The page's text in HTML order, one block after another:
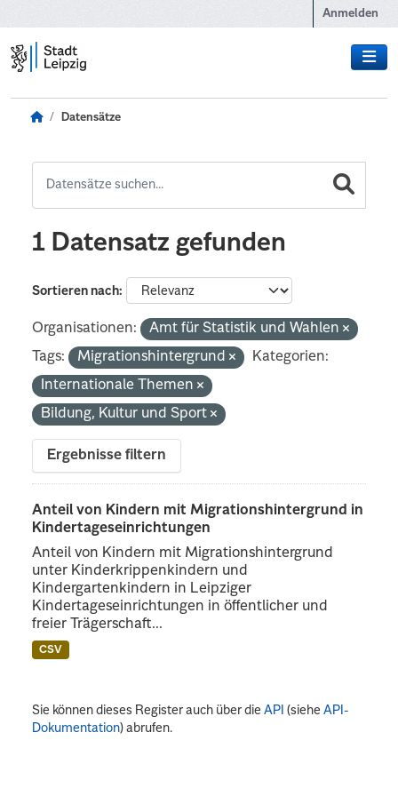
Anmelden
Datensätze
1 Datensatz gefunden
Sortieren nach
Organisationen:
Amt für Statistik und Wahlen
Tags:
Migrationshintergrund
Kategorien:
Internationale Themen
Bildung, Kultur und Sport
Ergebnisse filtern
Anteil von Kindern mit Migrationshintergrund in
Kindertageseinrichtungen
Anteil von Kindern mit Migrationshintergrund
unter Kinderkrippenkindern und
Kindergartenkindern in Leipziger
Kindertageseinrichtungen in öffentlicher und
freier Trägerschaft...
CSV
Sie können dieses Register auch über dieAPI (sieheAPI-
Dokumentation) abrufen.